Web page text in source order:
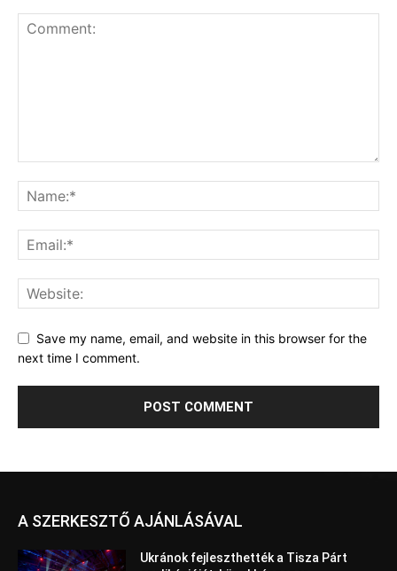
Save my name, email, and website in this browser for the
next time I comment.
A SZERKESZTŐ AJÁNLÁSÁVAL
Ukránok fejleszthették a Tisza Párt